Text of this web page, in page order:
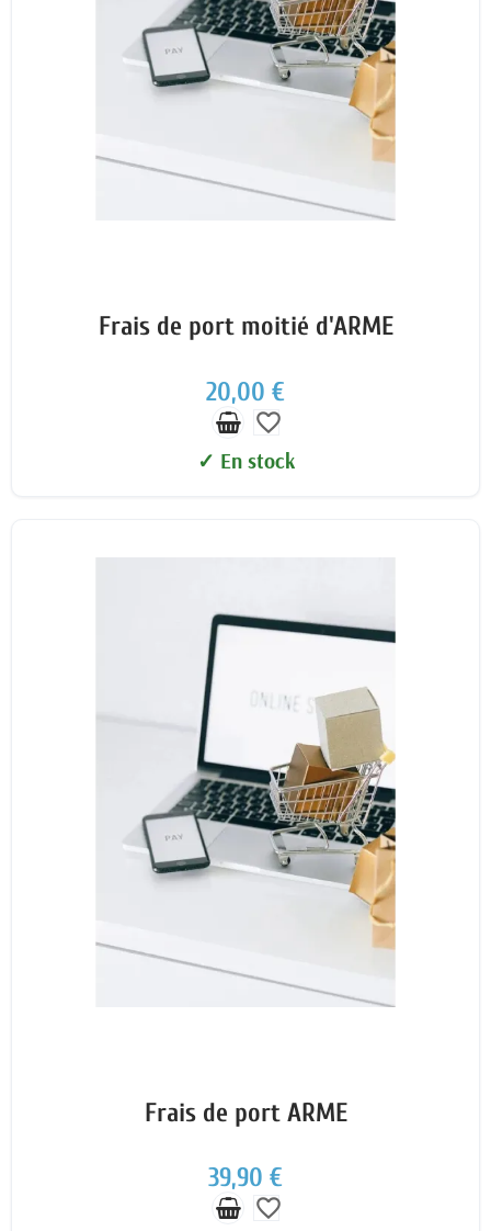
Frais de port moitié d'ARME
20,00 €
favorite_border
✓ En stock
Frais de port ARME
39,90 €
favorite_border